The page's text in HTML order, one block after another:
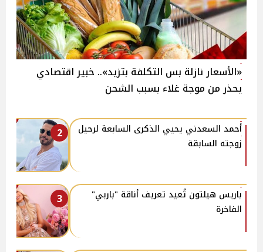
«الأسعار نازلة بس التكلفة بتزيد».. خبير اقتصادي
يحذر من موجة غلاء بسبب الشحن
2
أحمد السعدني يحيي الذكرى السابعة لرحيل
زوجته السابقة
3
باريس هيلتون تُعيد تعريف أناقة "باربي"
الفاخرة